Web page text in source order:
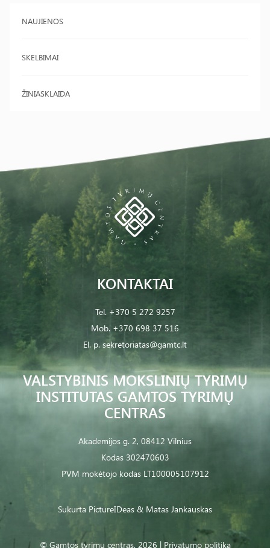
NAUJIENOS
SKELBIMAI
ŽINIASKLAIDA
VALSTYBINIS MOKSLINIŲ TYRIMŲ
INSTITUTAS GAMTOS TYRIMŲ
CENTRAS
Akademijos g. 2, 08412 Vilnius
Kodas 302470603
PVM mokėtojo kodas LT100005107912
KONTAKTAI
Tel. +370 5 272 9257
Mob. +370 698 37 516
El. p. sekretoriatas@gamtc.lt
© Gamtos tyrimų centras. 2026 | Privatumo politika
Sukurta PictureIDeas & Matas Jankauskas